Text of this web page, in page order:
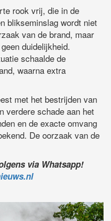
rook vrij, die in de
blikseminslag wordt niet
van de brand, maar
duidelijkheid.
schaalde de
waarna extra
met het bestrijden van
verdere schade aan het
en de exacte omvang
De oorzaak van de
via Whatsapp!